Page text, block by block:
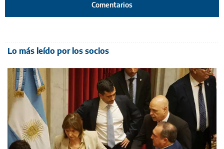
Comentarios
Lo más leído por los socios